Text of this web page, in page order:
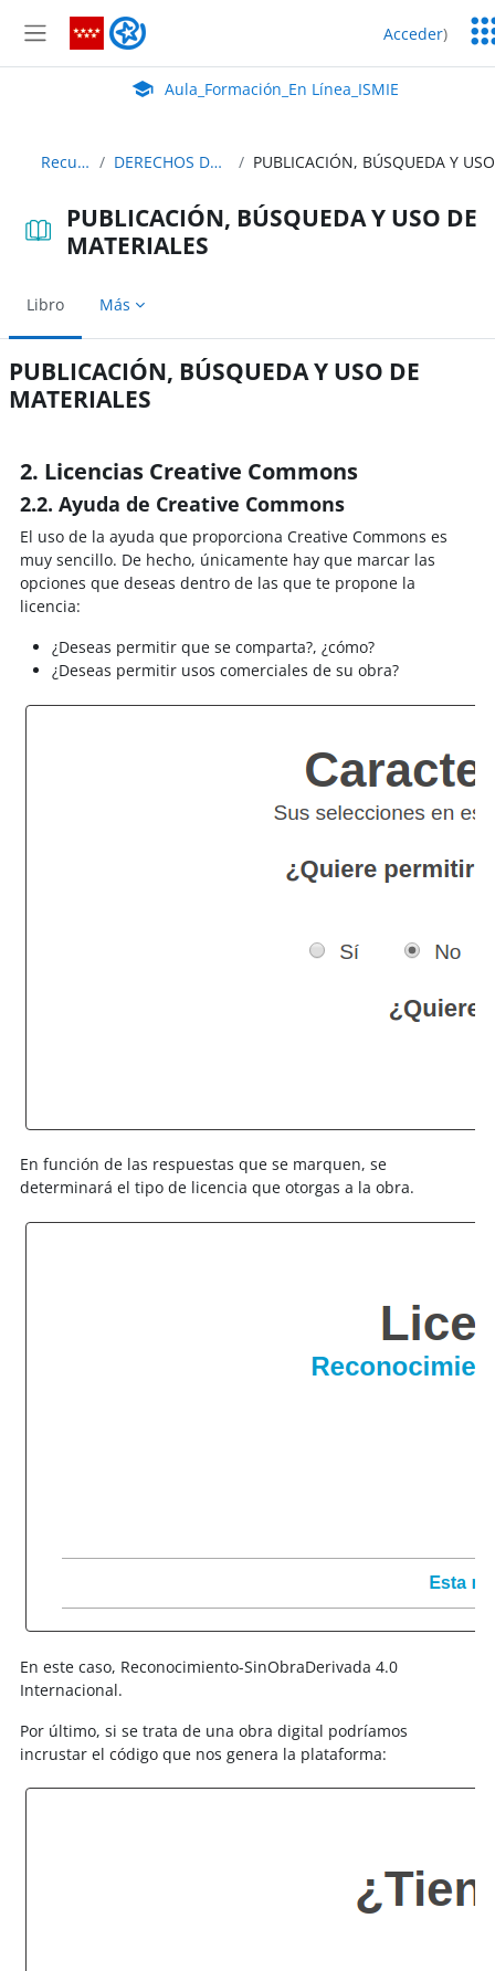
Panel lateral
Aula_Formación_En Línea_ISMIE Acceder)
Aula Virtual de EducaMadrid:
Aula_Formación_En Línea_ISMIE
Recursos DERECHOS DE AUTOR
PUBLICACIÓN, BÚSQUEDA Y USO DE
MATERIALES
Libro Más
PUBLICACIÓN, BÚSQUEDA Y USO DE
MATERIALES
2. Licencias Creative Commons
2.2. Ayuda de Creative Commons
El uso de la ayuda que proporciona Creative Commons es
muy sencillo. De hecho, únicamente hay que marcar las
opciones que deseas dentro de las que te propone la
licencia:
¿Deseas permitir que se comparta?, ¿cómo?
¿Deseas permitir usos comerciales de su obra?
En función de las respuestas que se marquen, se
determinará el tipo de licencia que otorgas a la obra.
En este caso, Reconocimiento-SinObraDerivada 4.0
Internacional.
Por último, si se trata de una obra digital podríamos
incrustar el código que nos genera la plataforma: